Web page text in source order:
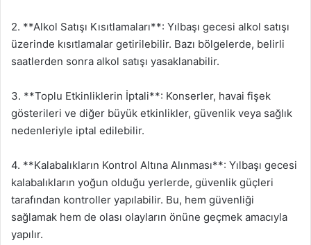
2. **Alkol Satışı Kısıtlamaları**: Yılbaşı gecesi alkol satışı
üzerinde kısıtlamalar getirilebilir. Bazı bölgelerde, belirli
saatlerden sonra alkol satışı yasaklanabilir.
3. **Toplu Etkinliklerin İptali**: Konserler, havai fişek
gösterileri ve diğer büyük etkinlikler, güvenlik veya sağlık
nedenleriyle iptal edilebilir.
4. **Kalabalıkların Kontrol Altına Alınması**: Yılbaşı gecesi
kalabalıkların yoğun olduğu yerlerde, güvenlik güçleri
tarafından kontroller yapılabilir. Bu, hem güvenliği
sağlamak hem de olası olayların önüne geçmek amacıyla
yapılır.